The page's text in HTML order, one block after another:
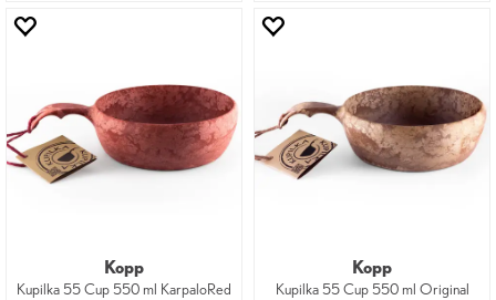
Kopp
Kupilka 55 Cup 550 ml KarpaloRed
Kopp
Kupilka 55 Cup 550 ml Original